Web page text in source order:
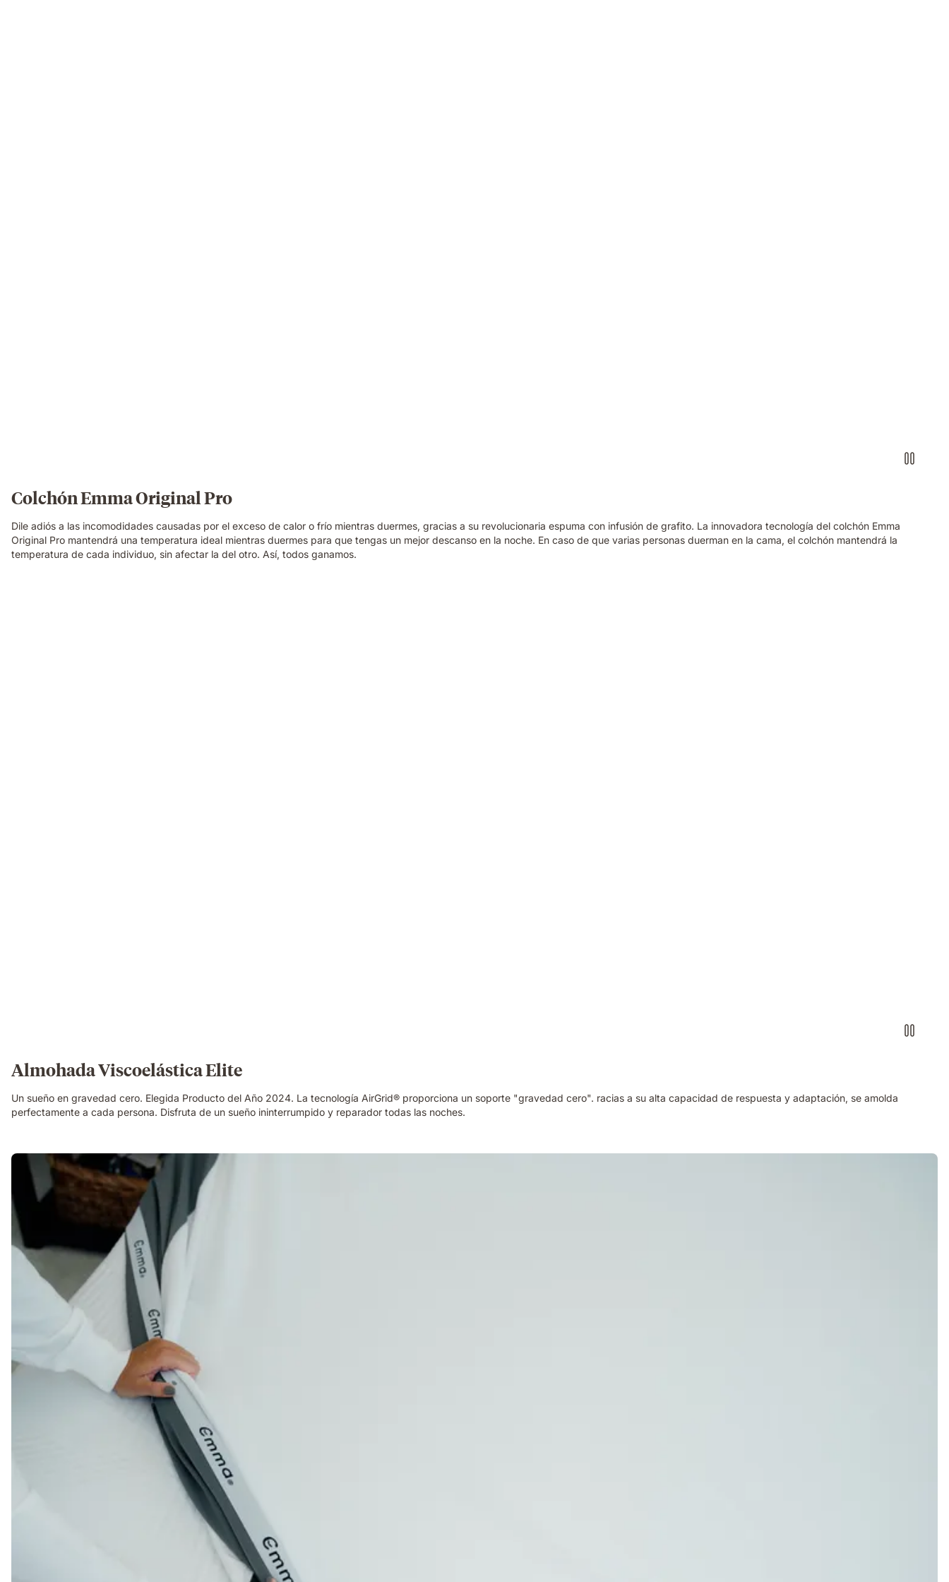
Colchón Emma Original Pro
Dile adiós a las incomodidades causadas por el exceso de calor o frío mientras duermes, gracias a su revolucionaria espuma con infusión de grafito. La innovadora tecnología del colchón Emma
Original Pro mantendrá una temperatura ideal mientras duermes para que tengas un mejor descanso en la noche. En caso de que varias personas duerman en la cama, el colchón mantendrá la
temperatura de cada individuo, sin afectar la del otro. Así, todos ganamos.
Almohada Viscoelástica Elite
Un sueño en gravedad cero. Elegida Producto del Año 2024. La tecnología AirGrid® proporciona un soporte "gravedad cero". racias a su alta capacidad de respuesta y adaptación, se amolda
perfectamente a cada persona. Disfruta de un sueño ininterrumpido y reparador todas las noches.